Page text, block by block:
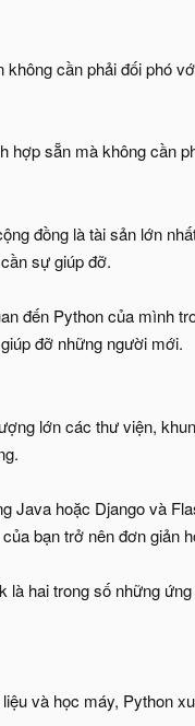
cần phải đối phó
hợp sẵn mà không cần
đồng là tài sản lớn
sự giúp đỡ.
đến Python của mình
đỡ những người mới.
lớn các thư viện,
Java hoặc Django và
bạn trở nên đơn giản
hai trong số những
và học máy, Python